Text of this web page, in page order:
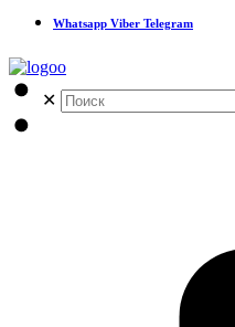
Whatsapp Viber Telegram
✕